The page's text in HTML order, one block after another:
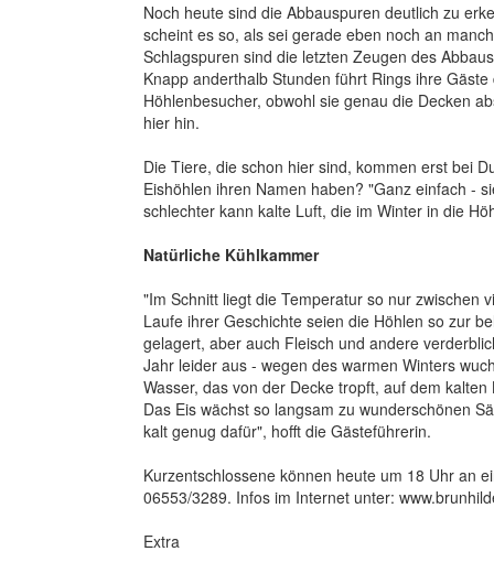
Noch heute sind die Abbauspuren deutlich zu
scheint es so, als sei gerade eben noch an
Schlagspuren sind die letzten Zeugen des
Knapp anderthalb Stunden führt Rings ihre
Höhlenbesucher, obwohl sie genau die Decken
hier hin.
Die Tiere, die schon hier sind, kommen erst bei
Eishöhlen ihren Namen haben? "Ganz einfach -
schlechter kann kalte Luft, die im Winter in die
Natürliche Kühlkammer
"Im Schnitt liegt die Temperatur so nur zwischen
Laufe ihrer Geschichte seien die Höhlen so zur
gelagert, aber auch Fleisch und andere
Jahr leider aus - wegen des warmen Winters
Wasser, das von der Decke tropft, auf dem kalten
Das Eis wächst so langsam zu wunderschönen
kalt genug dafür", hofft die Gästeführerin.
Kurzentschlossene können heute um 18 Uhr an
06553/3289. Infos im Internet unter:
Extra